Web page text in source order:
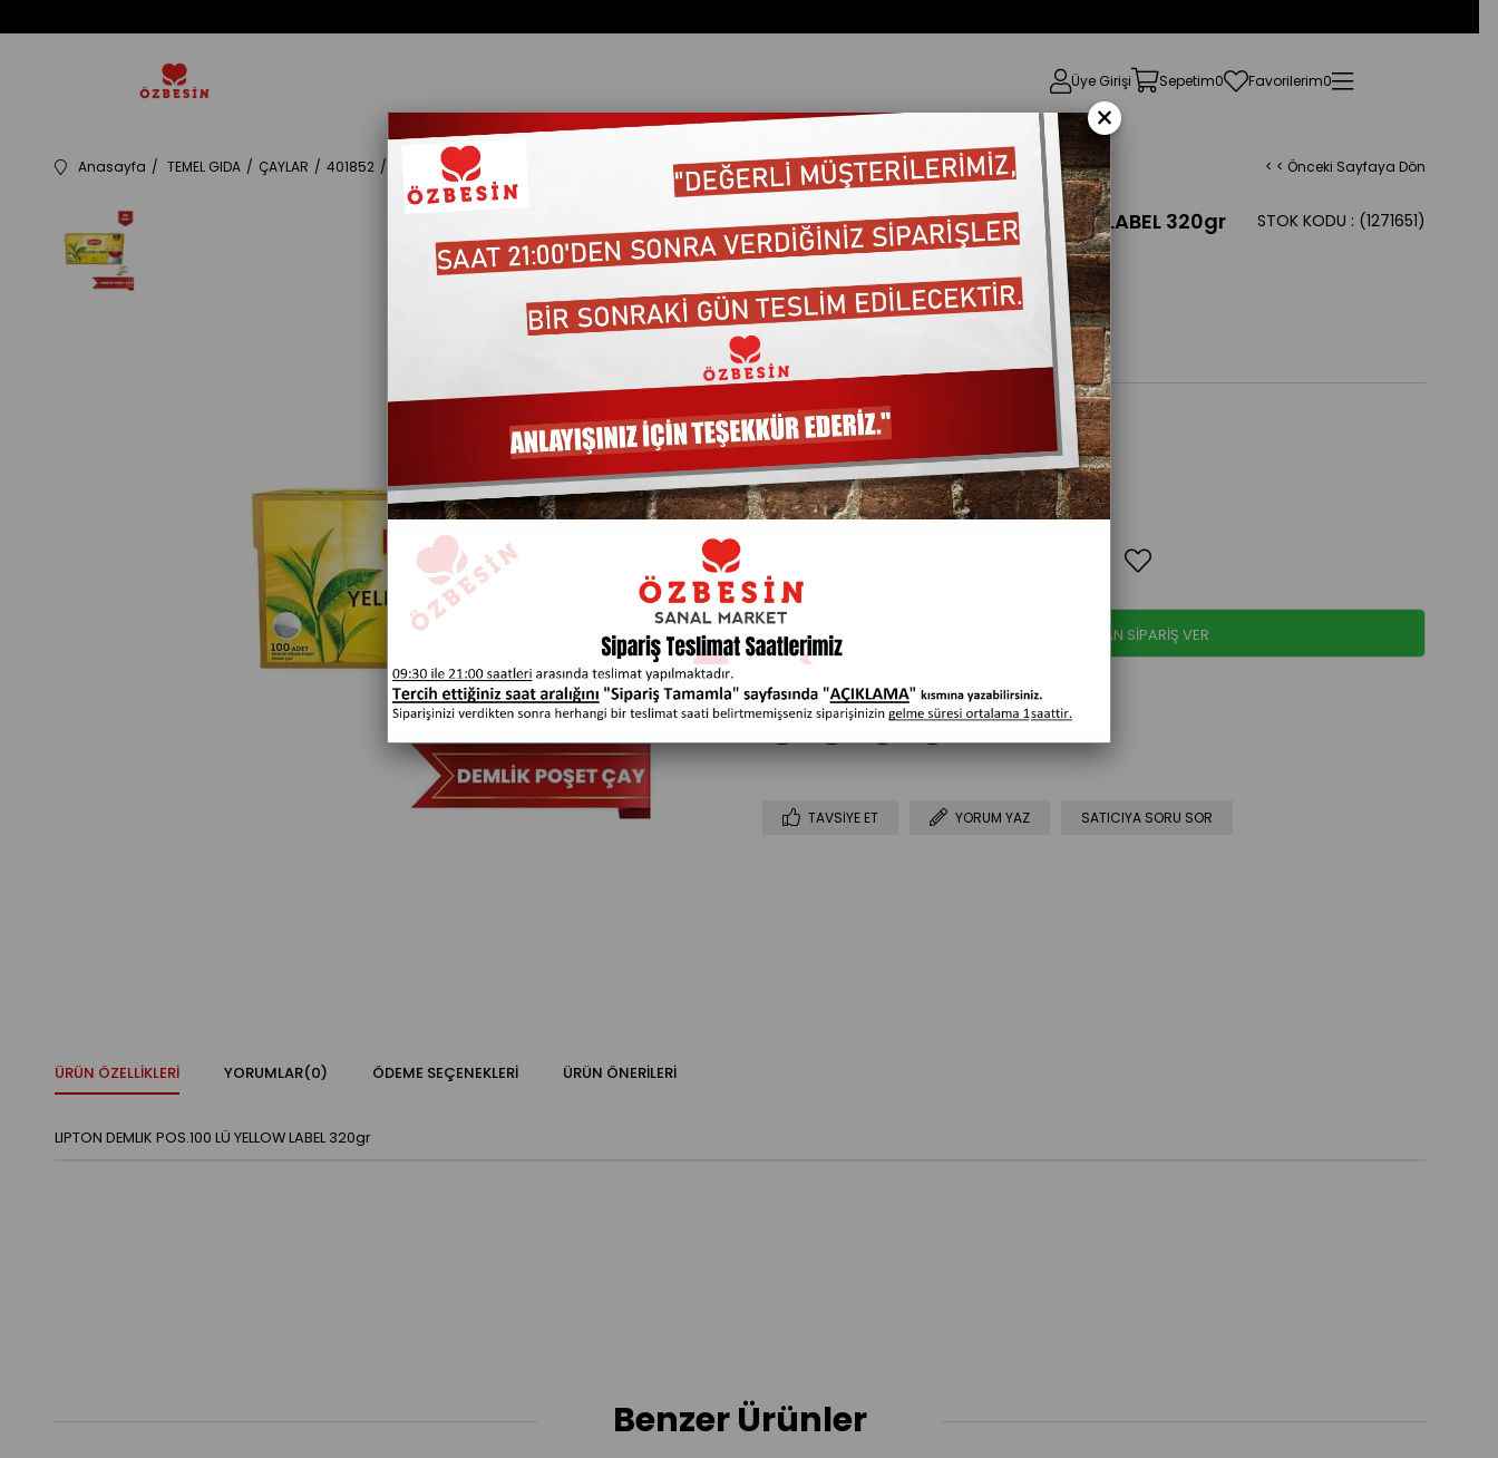
Üye Girişi Sepetim0 Favorilerim0
Anasayfa TEMEL GIDA ÇAYLAR 401852 LIPTON DEMLIK POS.100 LÜ YELLOW LABEL 320gr < < Önceki Sayfaya Dön
LIPTON DEMLIK POS.100 LÜ YELLOW LABEL 320gr (1271651)
STOK KODU
₺239,00
Marka:LIPTON
WHATSAPPTAN SİPARİŞ VER
TAVSIYE ET YORUM YAZ SATICIYA SORU SOR
ÜRÜN ÖZELLIKLERI YORUMLAR(0) ÖDEME SEÇENEKLERI ÜRÜN ÖNERILERI
LIPTON DEMLIK POS.100 LÜ YELLOW LABEL 320gr
Benzer Ürünler
×